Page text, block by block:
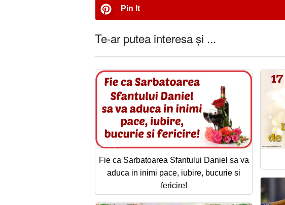
Pin It
Te-ar putea interesa și ...
Fie ca Sarbatoarea Sfantului Daniel sa va
aduca in inimi pace, iubire, bucurie si
fericire!